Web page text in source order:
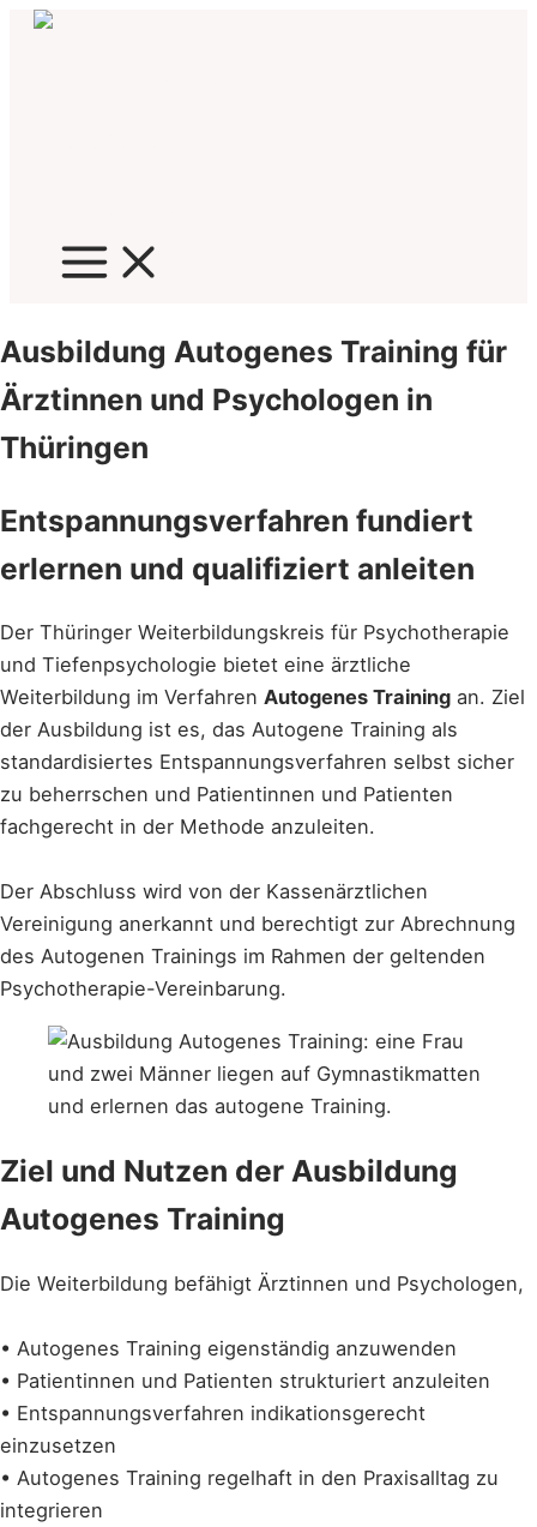
Zum
Ausbildung Autogenes Training für
Ärztinnen und Psychologen in
Thüringen
Entspannungsverfahren fundiert
erlernen und qualifiziert anleiten
Der Thüringer Weiterbildungskreis für Psychotherapie
und Tiefenpsychologie bietet eine ärztliche
Weiterbildung im Verfahren Autogenes Training an. Ziel
der Ausbildung ist es, das Autogene Training als
standardisiertes Entspannungsverfahren selbst sicher
zu beherrschen und Patientinnen und Patienten
fachgerecht in der Methode anzuleiten.
Der Abschluss wird von der Kassenärztlichen
Vereinigung anerkannt und berechtigt zur Abrechnung
des Autogenen Trainings im Rahmen der geltenden
Psychotherapie-Vereinbarung.
Ziel und Nutzen der Ausbildung
Autogenes Training
Die Weiterbildung befähigt Ärztinnen und Psychologen,
• Autogenes Training eigenständig anzuwenden
• Patientinnen und Patienten strukturiert anzuleiten
• Entspannungsverfahren indikationsgerecht
einzusetzen
• Autogenes Training regelhaft in den Praxisalltag zu
integrieren